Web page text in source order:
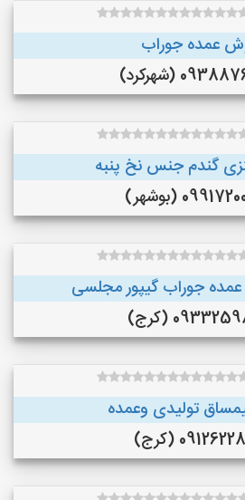
عمده جوراب
(شهرکرد)
گندم جنس نخ پنبه
(بوشهر)
جوراب گیپور مجلسی
(کرج)
تولیدی وعمده
(کرج)